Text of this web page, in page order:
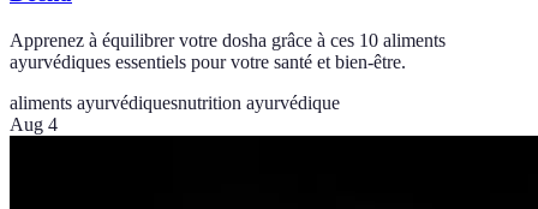
Apprenez à équilibrer votre dosha grâce à ces 10 aliments
ayurvédiques essentiels pour votre santé et bien-être.
aliments ayurvédiquesnutrition ayurvédique
Aug 4